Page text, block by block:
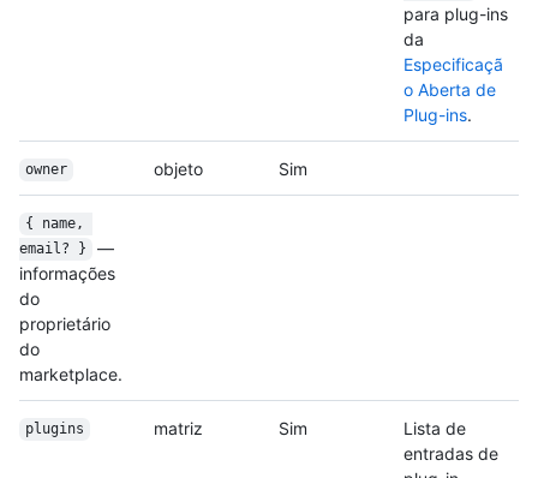
para plug-ins
da
Especificaçã
o Aberta de
Plug-ins.
owner objeto Sim
{ name,
email? }
—
informações
do
proprietário
do
marketplace.
plugins matriz Sim
Lista de
entradas de